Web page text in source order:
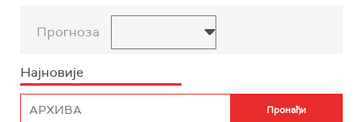
Прогноза
Најновије